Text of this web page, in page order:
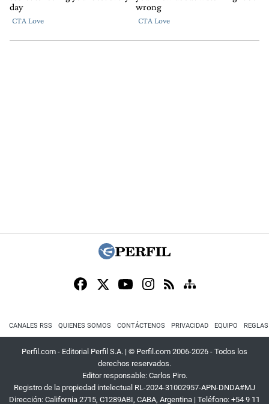
CANALES RSS QUIENES SOMOS CONTÁCTENOS PRIVACIDAD EQUIPO
Perfil.com - Editorial Perfil S.A. | © Perfil.com 2006-2026 - Todos los
derechos reservados.
Editor responsable: Carlos Piro.
Registro de la propiedad intelectual RL-2024-31002957-APN-DNDA#MJ
Dirección: California 2715, C1289ABI, CABA, Argentina | Teléfono: +54 9 11